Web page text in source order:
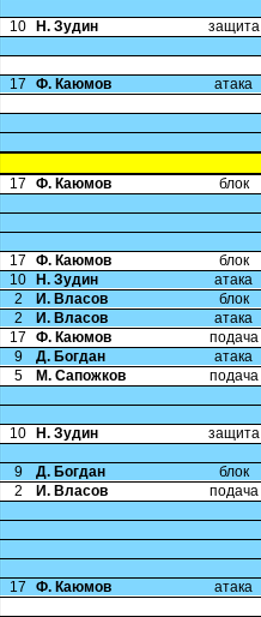
10 Н. Зудин защита
17 Ф. Каюмов атака
17 Ф. Каюмов блок
17 Ф. Каюмов
блок
10
Н. Зудин
атака
2
И. Власов
блок
2
И. Власов
атака
17
Ф. Каюмов
подача
9
Д. Богдан
атака
5
М. Сапожков подача
10 Н. Зудин защита
9 Д. Богдан
блок
2
И. Власов подача
17 Ф. Каюмов атака